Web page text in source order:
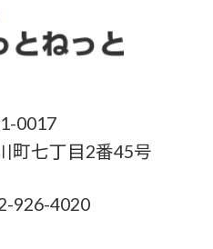
0017
町七丁目2番45号
926-4020